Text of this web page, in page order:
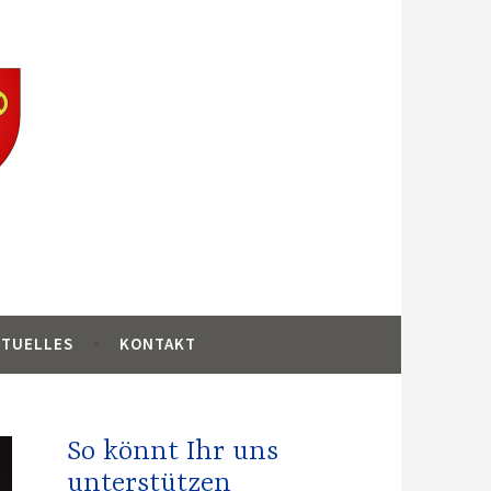
KONTAKT
So könnt Ihr uns
unterstützen